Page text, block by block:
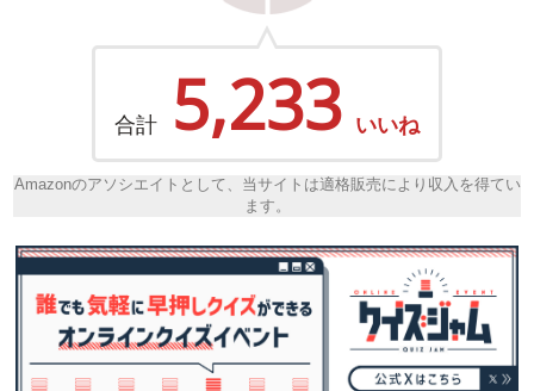
合計 5,233 いいね
Amazonのアソシエイトとして、当サイトは適格販売により収入を得てい
ます。